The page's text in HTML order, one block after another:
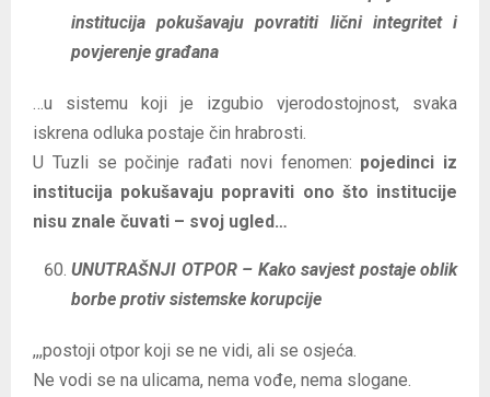
institucija pokušavaju povratiti lični integritet i
povjerenje građana
…u sistemu koji je izgubio vjerodostojnost, svaka
iskrena odluka postaje čin hrabrosti.
U Tuzli se počinje rađati novi fenomen: pojedinci iz
institucija pokušavaju popraviti ono što institucije
nisu znale čuvati – svoj ugled…
UNUTRAŠNJI OTPOR – Kako savjest postaje oblik
borbe protiv sistemske korupcije
,,,postoji otpor koji se ne vidi, ali se osjeća.
Ne vodi se na ulicama, nema vođe, nema slogane.